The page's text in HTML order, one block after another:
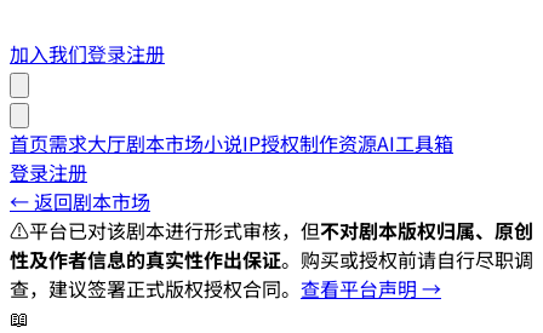
加入我们登录注册
首页需求大厅剧本市场小说IP授权制作资源AI工具箱
登录注册
← 返回剧本市场
⚠️平台已对该剧本进行形式审核，但不对剧本版权归属、原创
性及作者信息的真实性作出保证。购买或授权前请自行尽职调
查，建议签署正式版权授权合同。 查看平台声明 →
📖